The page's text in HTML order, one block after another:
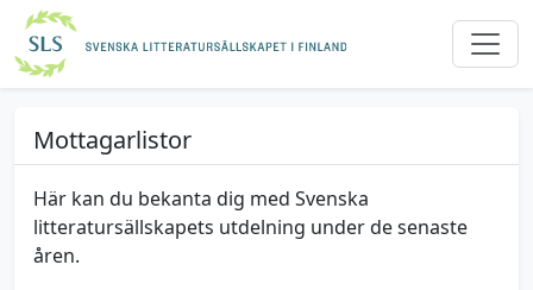
Mottagarlistor
Här kan du bekanta dig med Svenska
litteratursällskapets utdelning under de senaste
åren.